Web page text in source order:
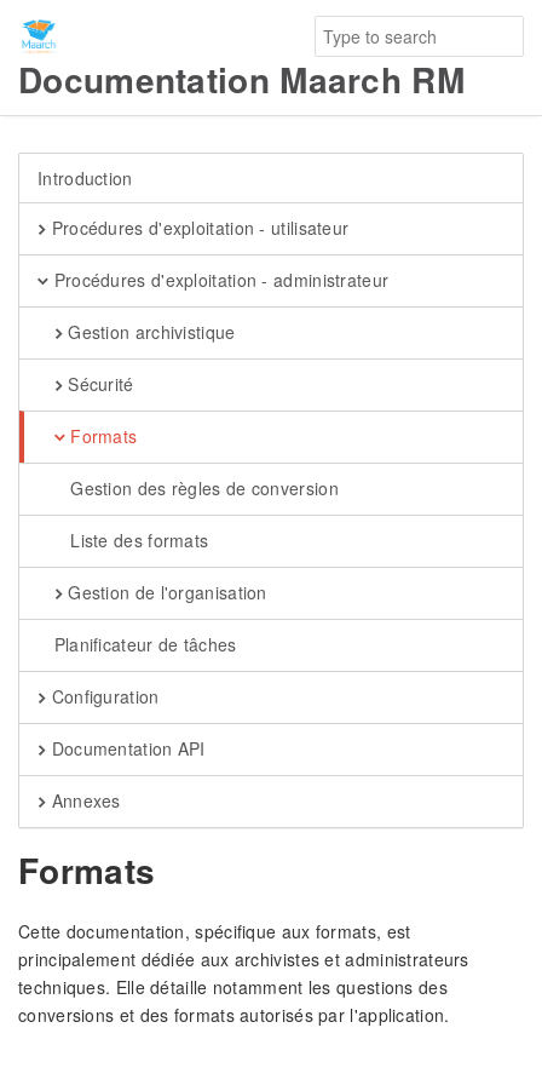
Documentation Maarch RM
Introduction
Procédures d'exploitation - utilisateur
Procédures d'exploitation - administrateur
Gestion archivistique
Sécurité
Formats
Gestion des règles de conversion
Liste des formats
Gestion de l'organisation
Planificateur de tâches
Configuration
Documentation API
Annexes
Formats
Cette documentation, spécifique aux formats, est
principalement dédiée aux archivistes et administrateurs
techniques. Elle détaille notamment les questions des
conversions et des formats autorisés par l'application.